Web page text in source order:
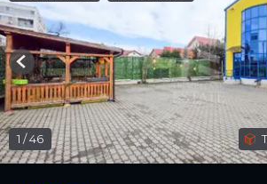
1 /46
Previous